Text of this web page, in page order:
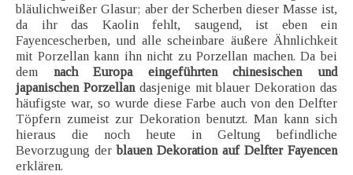
bläulichweißer Glasur; aber der Scherben dieser Masse ist,
da ihr das Kaolin fehlt, saugend, ist eben ein
Fayencescherben, und alle scheinbare äußere Ähnlichkeit
mit Porzellan kann ihn nicht zu Porzellan machen. Da bei
dem nach Europa eingeführten chinesischen und
japanischen Porzellandasjenige mit blauer Dekoration das
häufigste war, so wurde diese Farbe auch von den Delfter
Töpfern zumeist zur Dekoration benutzt. Man kann sich
hieraus die noch heute in Geltung befindliche
Bevorzugung derblauen Dekoration auf Delfter Fayencen
erklären.